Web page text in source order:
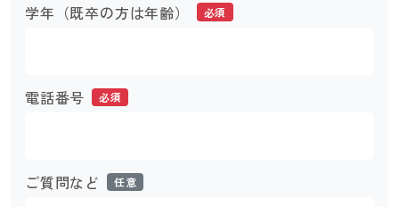
学年（既卒の方は年齢） 必須
電話番号 必須
ご質問など 任意